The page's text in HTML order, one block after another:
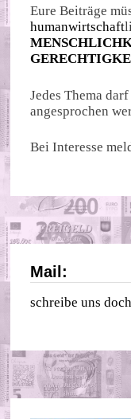
Eure Beiträge
humanwirtschaft
Jedes Thema
angesprochen
Bei Interesse
Mail:
schreibe uns